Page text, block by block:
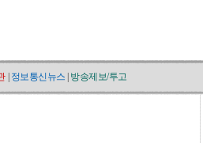
정보통신뉴스 방송제보/투고